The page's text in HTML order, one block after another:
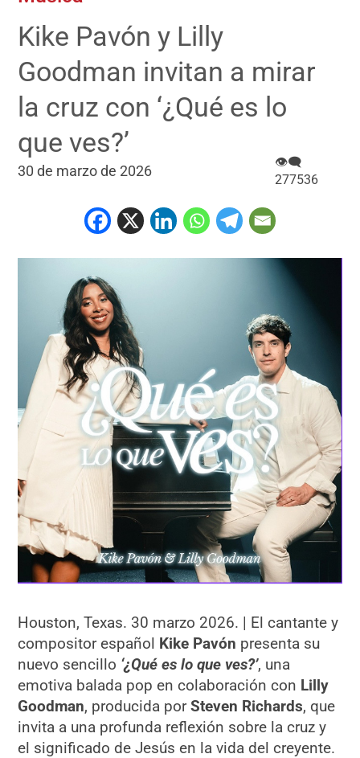
Kike Pavón y Lilly
Goodman invitan a mirar
la cruz con ‘¿Qué es lo
que ves?’
30 de marzo de 2026
👁‍🗨
277536
Houston, Texas. 30 marzo 2026. | El cantante y
compositor español Kike Pavón presenta su
nuevo sencillo ‘¿Qué es lo que ves?’, una
emotiva balada pop en colaboración con Lilly
Goodman, producida porSteven Richards, que
invita a una profunda reflexión sobre la cruz y
el significado de Jesús en la vida del creyente.